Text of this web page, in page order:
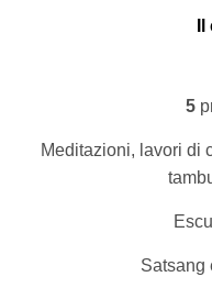
5
Meditazioni, lavori di
Satsang